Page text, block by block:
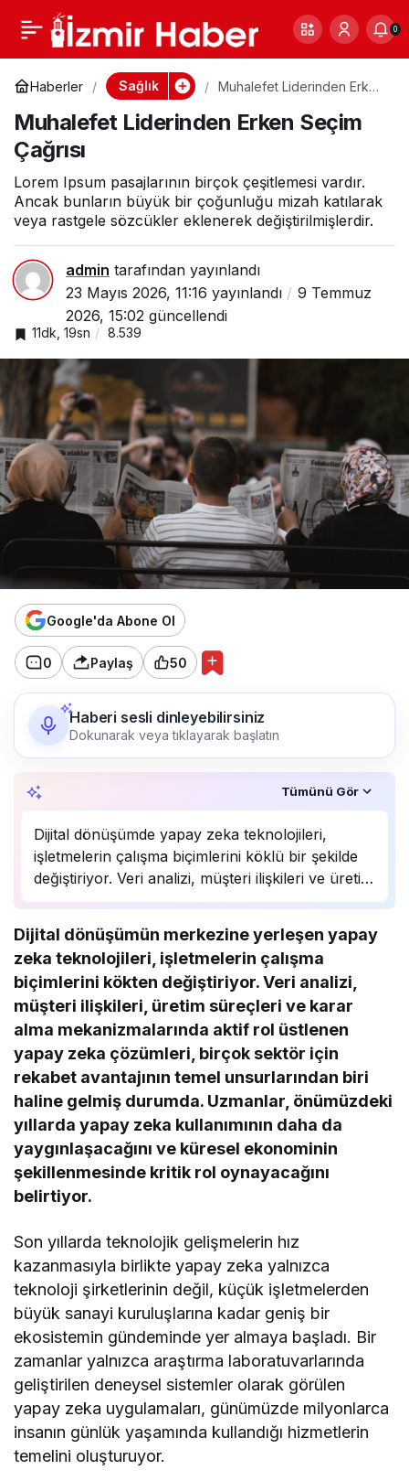
0
Haberler Sağlık
Muhalefet Liderinden Erken
Muhalefet Liderinden Erken Seçim
Çağrısı
Lorem Ipsum pasajlarının birçok çeşitlemesi vardır.
Ancak bunların büyük bir çoğunluğu mizah katılarak
veya rastgele sözcükler eklenerek değiştirilmişlerdir.
admin tarafından yayınlandı
23 Mayıs 2026, 11:16 yayınlandı
9 Temmuz
2026, 15:02 güncellendi
11dk, 19sn 8.539
Google'da Abone Ol
0 Paylaş 50
Haberi sesli dinleyebilirsiniz
Dokunarak veya tıklayarak başlatın
Tümünü Gör
Dijital dönüşümde yapay zeka teknolojileri,
işletmelerin çalışma biçimlerini köklü bir şekilde
değiştiriyor. Veri analizi, müşteri ilişkileri ve üretim
süreçlerinde önemli bir rol oynayan yapay zeka,
Uzmanlar, bu teknolojinin önümüzdeki yıllarda
daha da yaygınlaşarak…
Dijital dönüşümün merkezine yerleşen yapay
zeka teknolojileri, işletmelerin çalışma
biçimlerini kökten değiştiriyor. Veri analizi,
müşteri ilişkileri, üretim süreçleri ve karar
alma mekanizmalarında aktif rol üstlenen
yapay zeka çözümleri, birçok sektör için
rekabet avantajının temel unsurlarından biri
haline gelmiş durumda. Uzmanlar, önümüzdeki
yıllarda yapay zeka kullanımının daha da
yaygınlaşacağını ve küresel ekonominin
şekillenmesinde kritik rol oynayacağını
belirtiyor.
Son yıllarda teknolojik gelişmelerin hız
kazanmasıyla birlikte yapay zeka yalnızca
teknoloji şirketlerinin değil, küçük işletmelerden
büyük sanayi kuruluşlarına kadar geniş bir
ekosistemin gündeminde yer almaya başladı. Bir
zamanlar yalnızca araştırma laboratuvarlarında
geliştirilen deneysel sistemler olarak görülen
yapay zeka uygulamaları, günümüzde milyonlarca
insanın günlük yaşamında kullandığı hizmetlerin
temelini oluşturuyor.
Dışişleri Bakanı Kritik
Ziyaret İçin
Moskova’da
0 Paylaş